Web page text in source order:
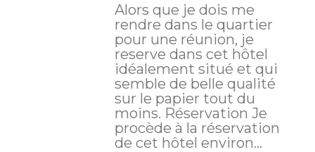
Alors que je dois me
rendre dans le quartier
pour une réunion, je
reserve dans cet hôtel
idéalement situé et qui
semble de belle qualité
sur le papier tout du
moins. Réservation Je
procède à la réservation
de cet hôtel environ...